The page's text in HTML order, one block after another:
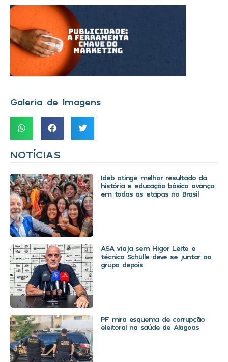
Galeria de Imagens
NOTÍCIAS
Ideb atinge melhor resultado da
história e educação básica avança
em todas as etapas no Brasil
ASA viaja sem Higor Leite e
técnico Schülle deve se juntar ao
grupo depois
PF mira esquema de corrupção
eleitoral na saúde de Alagoas